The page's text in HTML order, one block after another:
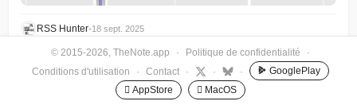
RSS Hunter•18 sept. 2025
Plus de Howl, d'après Allen Ginsberg, pour les hipsters à
tête d'IA
C'est Jessica. Ce post est une continuation de mon adaptation
© 2015-2026, TheNote.app · Politique de confidentialité
·
Conditions d'utilisation
· Contact · · ·
GooglePlay
 AppStore
 MacOS